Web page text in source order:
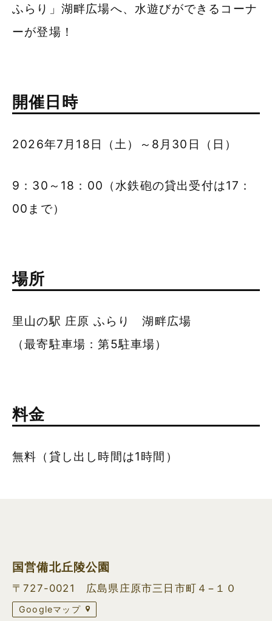
ふらり」湖畔広場へ、水遊びができるコーナ
ーが登場！
開催日時
2026年7月18日（土）～8月30日（日）
9：30～18：00（水鉄砲の貸出受付は17：
00まで）
場所
里山の駅 庄原 ふらり 湖畔広場
（最寄駐車場：第5駐車場）
料金
無料（貸し出し時間は1時間）
国営備北丘陵公園
〒727-0021 広島県庄原市三日市町４−１０
Googleマップ